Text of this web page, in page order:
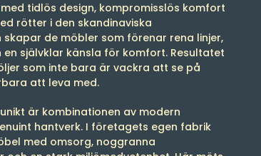
med tidlös design, kompromisslös komfort
rötter i den skandinaviska
de möbler som förenar rena linjer,
självklar känsla för komfort. Resultatet
som inte bara är vackra att se på
att leva med.
unikt är kombinationen av modern
hantverk. I företagets egen fabrik
med omsorg, noggranna